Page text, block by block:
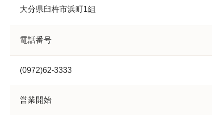
大分県臼杵市浜町1組
電話番号
(0972)62-3333
営業開始